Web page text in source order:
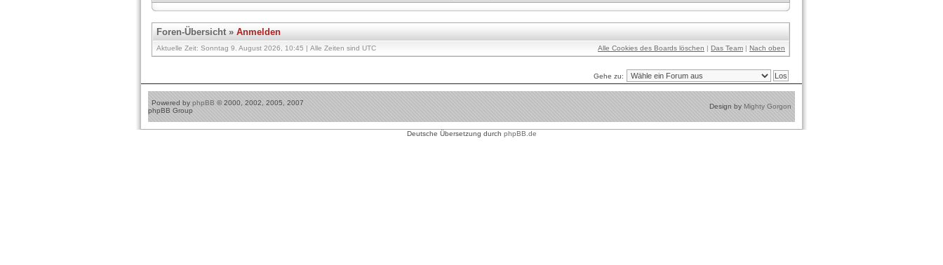
Foren-Übersicht» Anmelden
Aktuelle Zeit: Sonntag 9. August 2026, 10:45 | Alle Zeiten sind UTC Alle Cookies des Boards löschen | Das Team | Nach oben
Gehe zu:
Powered by phpBB © 2000, 2002, 2005, 2007
phpBB Group
Design by Mighty Gorgon
Deutsche Übersetzung durch phpBB.de